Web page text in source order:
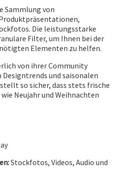
Sammlung von
Die leistungsstarke
Filter, um Ihnen bei der
Elementen zu helfen.
von ihrer Community
und saisonalen
so sicher, dass stets frische
Neujahr und Weihnachten
Stockfotos, Videos, Audio und